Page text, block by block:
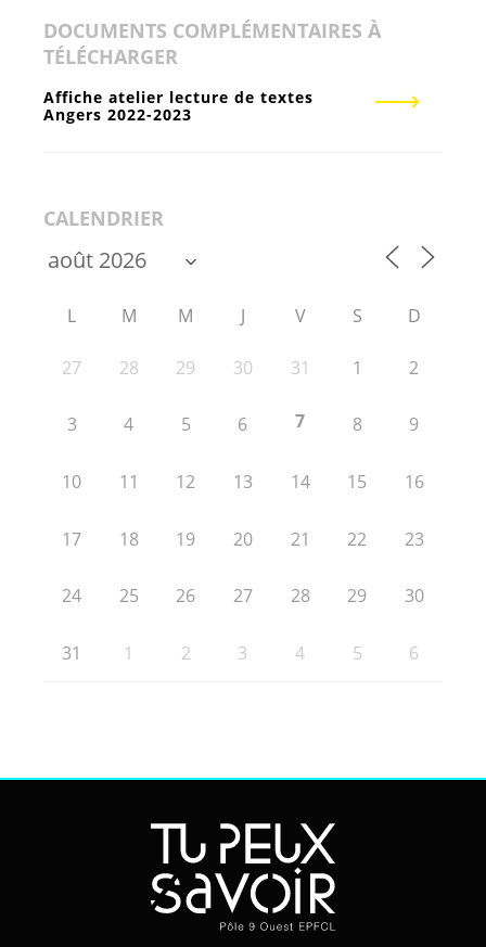
DOCUMENTS COMPLÉMENTAIRES À
TÉLÉCHARGER
Affiche atelier lecture de textes
Angers 2022-2023
CALENDRIER
L M M J V S D
27 28 29 30 31 1 2
3 4 5 6 7 8 9
10 11 12 13 14 15 16
17 18 19 20 21 22 23
24 25 26 27 28 29 30
31 1 2 3 4 5 6